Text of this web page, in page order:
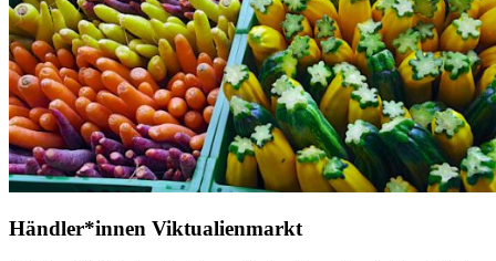
Händler*innen Viktualienmarkt